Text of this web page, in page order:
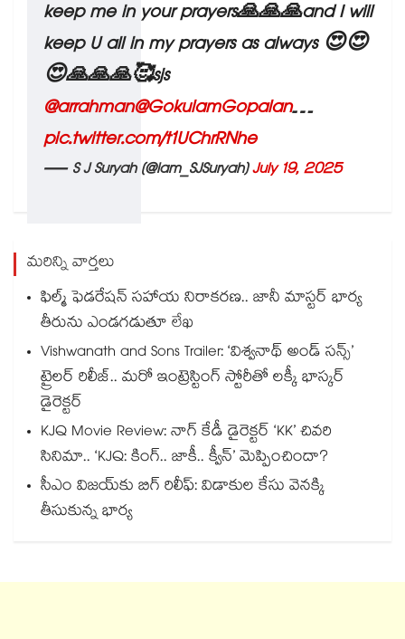
keep me in your prayers🙏🙏🙏and I will
keep U all in my prayers as always 😍😍
😍🙏🙏🙏🥰sjs
@arrahman@GokulamGopalan…
pic.twitter.com/t1UChrRNhe
— S J Suryah (@iam_SJSuryah)July 19, 2025
మరిన్ని వార్తలు
ఫిల్మ్ ఫెడరేషన్ సహాయ నిరాకరణ.. జానీ మాస్టర్ భార్య
తీరును ఎండగడుతూ లేఖ
Vishwanath and Sons Trailer: ‘విశ్వనాథ్ అండ్ సన్స్’
ట్రైలర్ రిలీజ్.. మరో ఇంట్రెస్టింగ్ స్టోరీతో లక్కీ భాస్కర్
డైరెక్టర్
KJQ Movie Review: నాగ్ కేడీ డైరెక్టర్ ‘KK’ చివరి
సినిమా.. ‘KJQ: కింగ్.. జాకీ.. క్వీన్’ మెప్పించిందా?
సీఎం విజయ్‎కు బిగ్ రిలీఫ్: విడాకుల కేసు వెనక్కి
తీసుకున్న భార్య